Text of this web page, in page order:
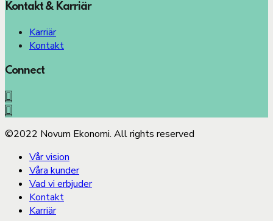
Kontakt & Karriär
Karriär
Kontakt
Connect
©2022 Novum Ekonomi. All rights reserved
Vår vision
Våra kunder
Vad vi erbjuder
Kontakt
Karriär